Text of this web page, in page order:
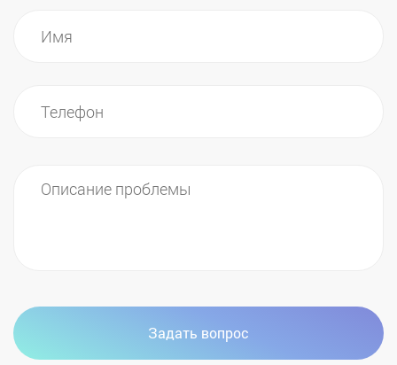
Задать вопрос